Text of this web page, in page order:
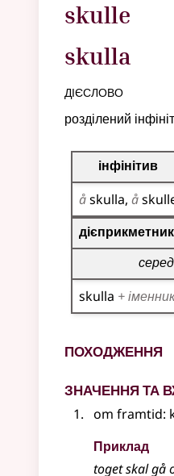
skulle
skulla
дієслово
розділений
Таблиця
інфінітив
åskulla å
Таблиця
skulla +
Походження
Значення та
om framtid:
Приклад
toget skal gå